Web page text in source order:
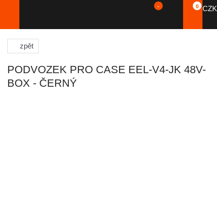
- 0 CZK
zpět
PODVOZEK PRO CASE EEL-V4-JK 48V-
BOX - ČERNÝ